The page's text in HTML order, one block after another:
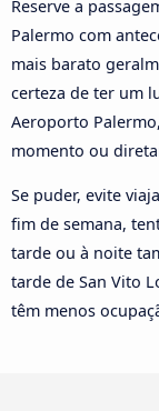
Reserve a
Palermo com
mais barato
certeza de ter um
Aeroporto
momento ou
Se puder, evite
fim de semana,
tarde ou à noite
tarde de San Vito
têm menos